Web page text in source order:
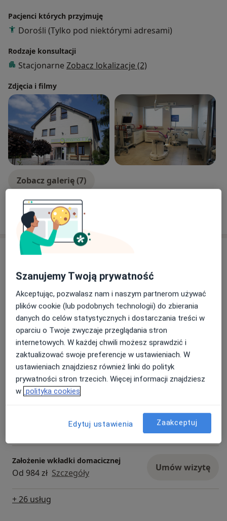
Pacjenci których przyjmuję
Dorośli (Tylko pod niektórymi adresami)
Rodzaje konsultacji
Stacjonarne Zobacz lokalizacje (2)
Zdjęcia i filmy
Zobacz galerię (7)
Usługi i ceny
Konsultacja ginekologiczna
Od 280 zł Szczegóły
Monitoring cyklu -kolejna wizyta w
cyklu
275 zł Szczegóły
Umów wizytę
Założenie wkładki domacicznej
Levosert
Od 1 200 zł Szczegóły
Umów wizytę
Szczegóły
Umów wizytę
Założenie wkładki domacicznej
Od 984 zł Szczegóły Umów wizytę
+ 26 usług
Szanujemy Twoją prywatność
Akceptując, pozwalasz nam i naszym partnerom używać
plików cookie (lub podobnych technologii) do zbierania
danych do celów statystycznych i dostarczania treści w
oparciu o Twoje zwyczaje przeglądania stron
internetowych. W każdej chwili możesz sprawdzić i
zaktualizować swoje preferencje w ustawieniach. W
ustawieniach znajdziesz również linki do polityk
prywatności stron trzecich. Więcej informacji znajdziesz
w polityka cookies
Edytuj ustawienia Zaakceptuj